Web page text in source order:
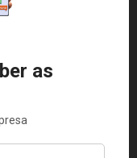
e uma identidade
Seja consistente
até as redes